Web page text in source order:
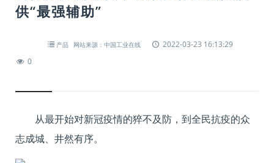
供“最强辅助”
产品 网站来源：中国工业在线
2022-03-23 16:13:29
0
从最开始对新冠疫情的猝不及防，到全民抗疫的众
志成城、井然有序。